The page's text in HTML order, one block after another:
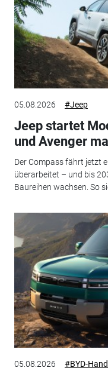
05.08.2026 #Jeep
Jeep startet
und Avenger
Der Compass fährt jetzt
überarbeitet – und bis
Baureihen wachsen. So
05.08.2026 #BYD-